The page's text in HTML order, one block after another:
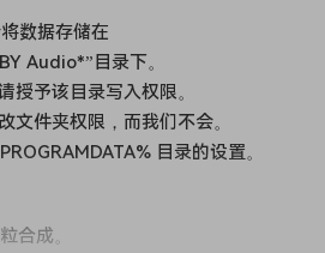
数据存储在
Audio*”目录下。
授予该目录写入权限。
文件夹权限，而我们不会。
目录的设置。
合成。